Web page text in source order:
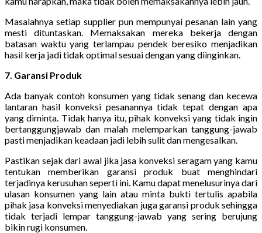
Masalahnya setiap supplier pun mempunyai pesanan lain yang
mesti dituntaskan. Memaksakan mereka bekerja dengan
batasan waktu yang terlampau pendek beresiko menjadikan
hasil kerja jadi tidak optimal sesuai dengan yang diinginkan.
7. Garansi Produk
Ada banyak contoh konsumen yang tidak senang dan kecewa
lantaran hasil konveksi pesanannya tidak tepat dengan apa
yang diminta. Tidak hanya itu, pihak konveksi yang tidak ingin
bertanggungjawab dan malah melemparkan tanggung-jawab
pasti menjadikan keadaan jadi lebih sulit dan mengesalkan.
Pastikan sejak dari awal jika jasa konveksi seragam yang kamu
tentukan memberikan garansi produk buat menghindari
terjadinya kerusuhan seperti ini. Kamu dapat menelusurinya dari
ulasan konsumen yang lain atau minta bukti tertulis apabila
pihak jasa konveksi menyediakan juga garansi produk sehingga
tidak terjadi lempar tanggung-jawab yang sering berujung
bikin rugi konsumen.